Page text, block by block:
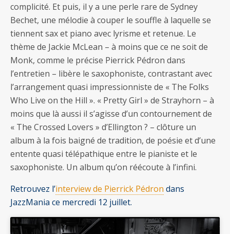
complicité. Et puis, il y a une perle rare de Sydney
Bechet, une mélodie à couper le souffle à laquelle se
tiennent sax et piano avec lyrisme et retenue. Le
thème de Jackie McLean – à moins que ce ne soit de
Monk, comme le précise Pierrick Pédron dans
l’entretien – libère le saxophoniste, contrastant avec
l’arrangement quasi impressionniste de « The Folks
Who Live on the Hill ». « Pretty Girl » de Strayhorn – à
moins que là aussi il s’agisse d’un contournement de
« The Crossed Lovers » d’Ellington ? – clôture un
album à la fois baigné de tradition, de poésie et d’une
entente quasi télépathique entre le pianiste et le
saxophoniste. Un album qu’on réécoute à l’infini.
Retrouvez l’interview de Pierrick Pédron dans
JazzMania ce mercredi 12 juillet.